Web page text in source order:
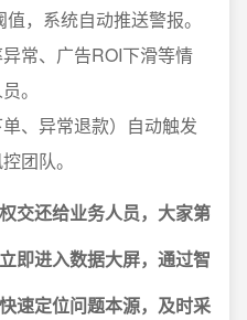
，系统自动推送警报。
常、广告ROI下滑等情
。
、异常退款）自动触发
团队。
交还给业务人员，大家第
即进入数据大屏，通过智
速定位问题本源，及时采